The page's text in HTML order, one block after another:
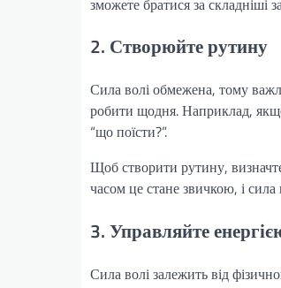
2. Створюйте рутину
Сила волі обмежена, тому
робити щодня. Наприклад,
“що поїсти?”.
Щоб створити рутину,
часом це стане звичкою, і
3. Управляйте
Сила волі залежить від